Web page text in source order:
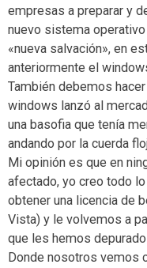
empresas a preparar y
nuevo sistema
«nueva salvación», en
anteriormente el
También debemos
windows lanzó al
una basofia que tenía
andando por la cuerda
Mi opinión es que en
afectado, yo creo todo
obtener una licencia de
Vista) y le volvemos a
que les hemos
Donde nosotros vemos